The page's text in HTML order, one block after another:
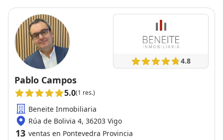
4.8
Pablo Campos
5.0(1 res.)
Beneite Inmobiliaria
Rúa de Bolivia 4, 36203 Vigo
13 ventas en Pontevedra Provincia